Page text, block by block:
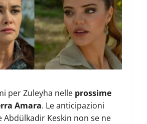
per Zuleyha nelle prossime
Amara. Le anticipazioni
Abdülkadir Keskin non se ne